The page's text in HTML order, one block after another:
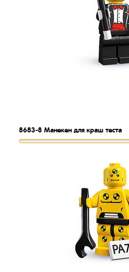
8683-8 Манекен для краш теста